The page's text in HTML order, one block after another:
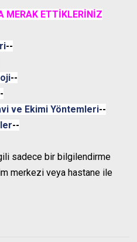
MERAK ETTİKLERİNİZ
--
--
ve Ekimi Yöntemleri--
--
sadece bir bilgilendirme
merkezi veya hastane ile